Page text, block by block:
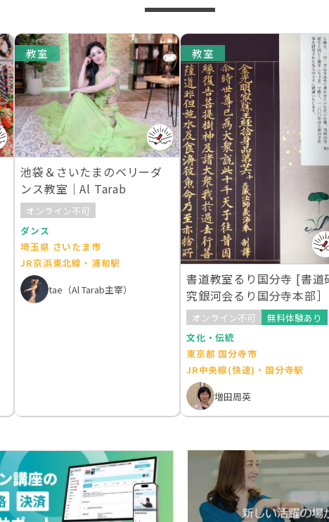
教室
池袋＆さいたまのベリーダ
ンス教室｜Al Tarab
オンライン不可
ダンス
埼玉県 さいたま市
JR京浜東北線・浦和駅
tae（Al Tarab主宰）
教室
書道教室るり国分寺 [書道
究銀河会るり国分寺本部］
オンライン不可
無料体験あり
文化・伝統
東京都 国分寺市
JR中央線(快速)・国分寺駅
増田周英